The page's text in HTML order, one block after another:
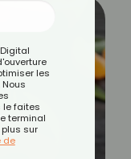
les
le faites
terminal
plus sur
de